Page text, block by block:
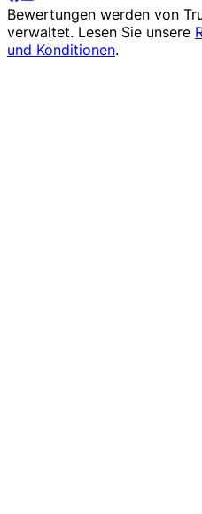
Bewertungen werden von
verwaltet. Lesen Sie unsere
und Konditionen.